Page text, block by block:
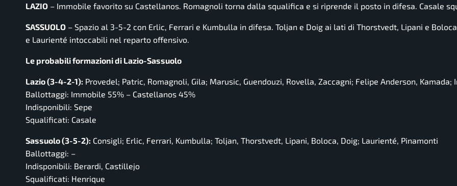
LAZIO – Immobile favorito su Castellanos. Romagnoli torna dalla squalifica e si riprende il posto in difesa. Casale
SASSUOLO – Spazio al 3-5-2 con Erlic, Ferrari e Kumbulla in difesa. Toljan e Doig ai lati di Thorstvedt, Lipani e
e Laurienté intoccabili nel reparto offensivo.
Le probabili formazioni di Lazio-Sassuolo
Lazio (3-4-2-1): Provedel; Patric, Romagnoli, Gila; Marusic, Guendouzi, Rovella, Zaccagni; Felipe Anderson, Kamada;
Ballottaggi: Immobile 55% – Castellanos 45%
Indisponibili: Sepe
Squalificati: Casale
Sassuolo (3-5-2): Consigli; Erlic, Ferrari, Kumbulla; Toljan, Thorstvedt, Lipani, Boloca, Doig; Laurienté, Pinamonti
Ballottaggi: –
Indisponibili: Berardi, Castillejo
Squalificati: Henrique